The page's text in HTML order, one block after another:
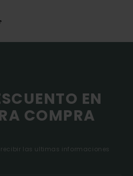
EN
COMPRA
las ultimas informaciones